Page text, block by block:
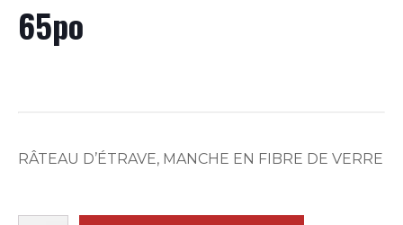
65po
RÂTEAU D’ÉTRAVE, MANCHE EN FIBRE DE VERRE